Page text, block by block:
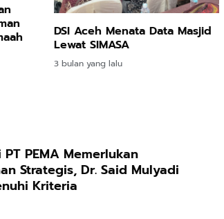
DSI Aceh Menata Data Masjid
Lewat SIMASA
3 bulan yang lalu
PEMA Memerlukan
Strategis, Dr. Said Mulyadi
Kriteria